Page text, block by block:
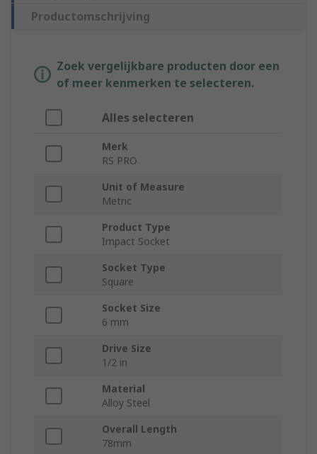
Productomschrijving
Zoek vergelijkbare producten door een
of meer kenmerken te selecteren.
Alles selecteren
Merk
RS PRO
Unit of Measure
Metric
Product Type
Impact Socket
Socket Type
Square
Socket Size
6 mm
Drive Size
1/2 in
Material
Alloy Steel
Overall Length
78mm